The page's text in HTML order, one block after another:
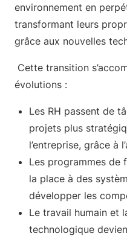
environnement en
transformant leurs
grâce aux nouvelles
Cette transition
évolutions :
Les RH passent de
projets plus
l’entreprise, grâce à
Les programmes de
la place à des
développer les
Le travail humain et
technologique